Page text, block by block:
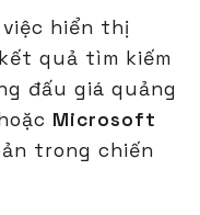
hiển thị
quả tìm kiếm
đấu giá quảng
Microsoft
trong chiến